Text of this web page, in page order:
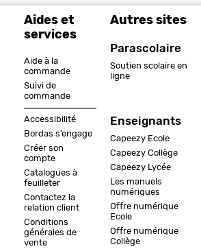
Aides et
services
Aide à la
commande
Suivi de
commande
Accessibilité
Bordas s’engage
Créer son
compte
Catalogues à
feuilleter
Contactez la
relation client
Conditions
générales de
vente
Autres sites
Parascolaire
Soutien scolaire en
ligne
Enseignants
Capeezy Ecole
Capeezy Collège
Capeezy Lycée
Les manuels
numériques
Offre numérique
Ecole
Offre numérique
Collège